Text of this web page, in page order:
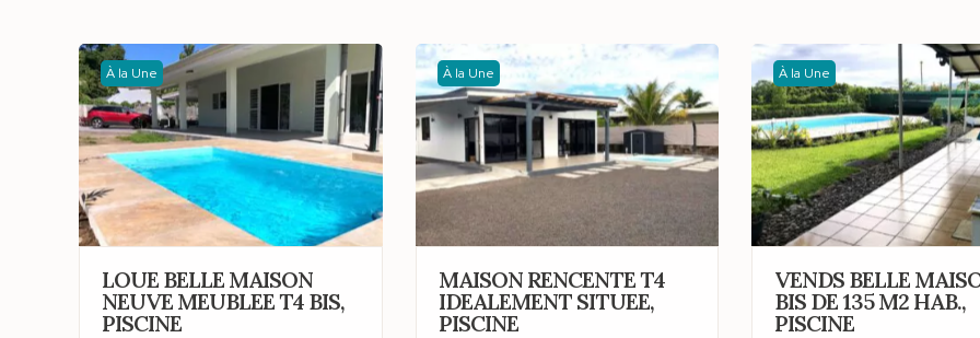
À la Une
LOUE BELLE MAISON
NEUVE MEUBLEE T4 BIS,
PISCINE
À la Une
MAISON RENCENTE T4
IDEALEMENT SITUEE,
PISCINE
À la Une
VENDS BELLE
BIS DE 135 M2 HAB.,
PISCINE